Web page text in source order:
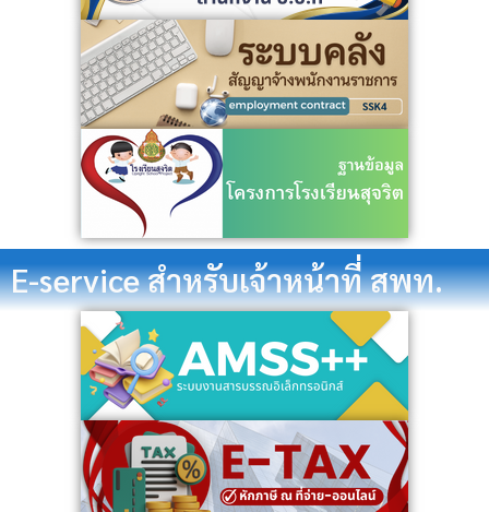
E-service สำหรับเจ้าหน้าที่ สพท.